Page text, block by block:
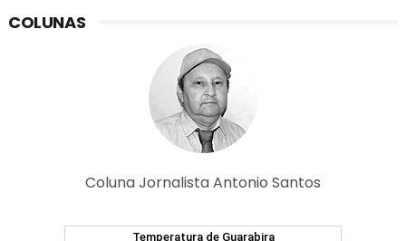
COLUNAS
Coluna Jornalista Antonio Santos